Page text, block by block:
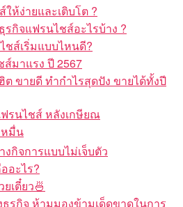
ห้ง่ายและเติบโต ?
กิจแฟรนไชส์อะไรบ้าง ?
ชส์เริ่มแบบไหนดี?
มาแรง ปี 2567
ขายดี ทำกำไรสุดปัง ขายได้ทั้งปี
รนไชส์ หลังเกษียณ
หมื่น
กิจการแบบไม่เจ็บตัว
อะไร?
เตี๋ยว🍜
รกิจ ห้ามมองข้ามเด็ดขาดในการ